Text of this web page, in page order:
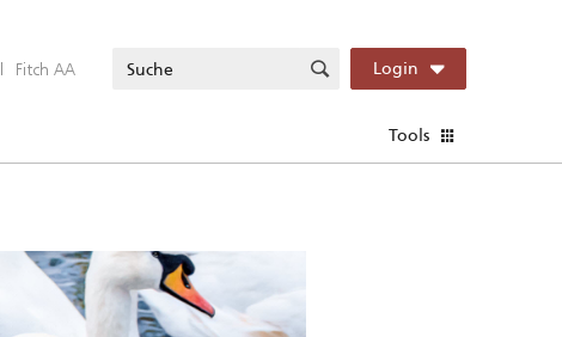
| Fitch AA Login
Tools